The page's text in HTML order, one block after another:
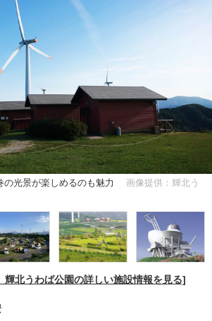
の光景が楽しめるのも魅力
画像提供：輝北う
輝北うわば公園の詳しい施設情報を見る]